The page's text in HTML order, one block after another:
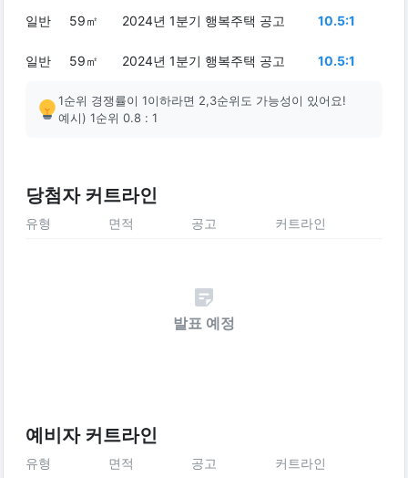
일반 59㎡ 2024년 1분기 행복주택 공고 10.5:1
일반 59㎡ 2024년 1분기 행복주택 공고 10.5:1
1순위 경쟁률이 1이하라면 2,3순위도 가능성이 있어요!
예시) 1순위 0.8 : 1
당첨자 커트라인
유형 면적 공고 커트라인
발표 예정
예비자 커트라인
유형 면적 공고 커트라인